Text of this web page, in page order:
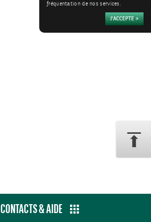
CONTACTS & AIDE
fréquentation de nos services.